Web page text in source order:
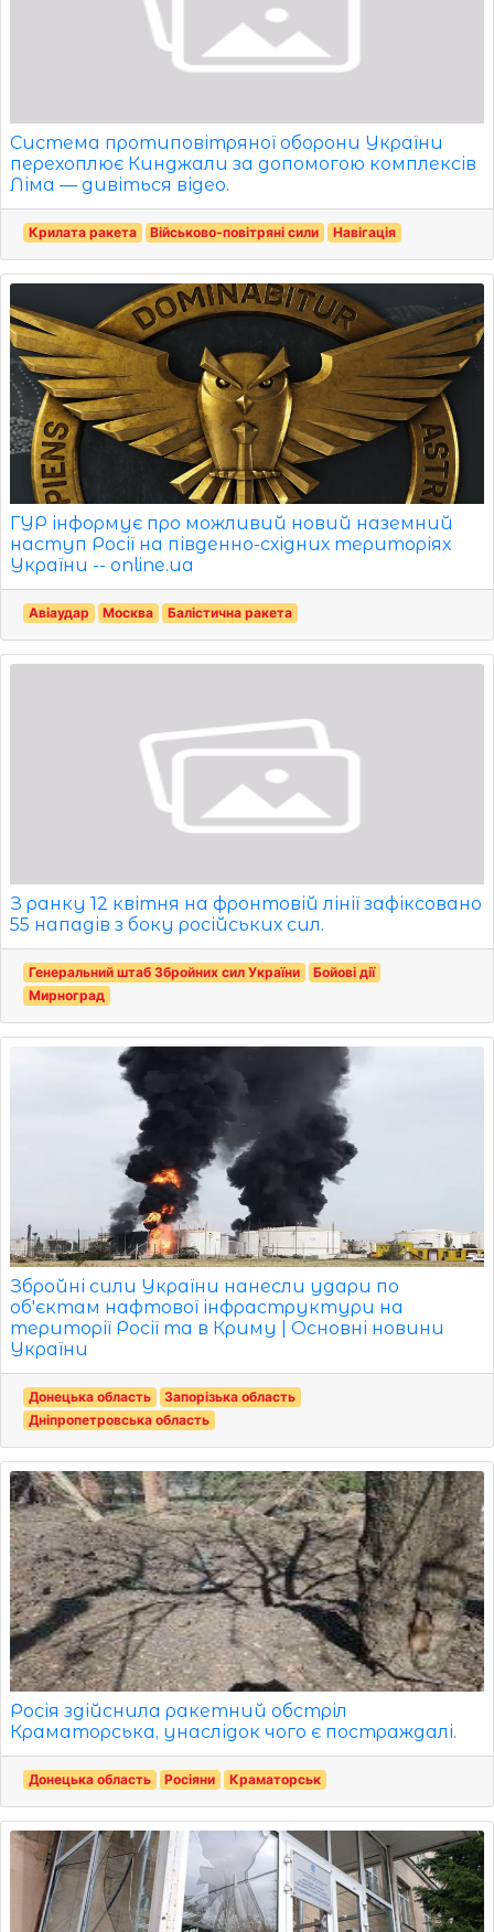
Система протиповітряної оборони України
перехоплює Кинджали за допомогою комплексів
Ліма — дивіться відео.
Крилата ракета Військово-повітряні сили Навігація
ГУР інформує про можливий новий наземний
наступ Росії на південно-східних територіях
України -- online.ua
Авіаудар Москва Балістична ракета
З ранку 12 квітня на фронтовій лінії зафіксовано
55 нападів з боку російських сил.
Генеральний штаб Збройних сил України
Бойові дії
Мирноград
Збройні сили України нанесли удари по
об'єктам нафтової інфраструктури на
території Росії та в Криму | Основні новини
України
Донецька область
Запорізька область
Дніпропетровська область
Росія здійснила ракетний обстріл
Краматорська, унаслідок чого є постраждалі.
Донецька область Росіяни Краматорськ